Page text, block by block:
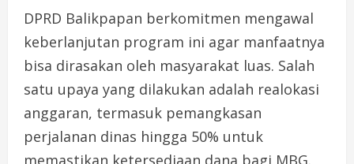
DPRD Balikpapan berkomitmen mengawal
keberlanjutan program ini agar manfaatnya
bisa dirasakan oleh masyarakat luas. Salah
satu upaya yang dilakukan adalah realokasi
anggaran, termasuk pemangkasan
perjalanan dinas hingga 50% untuk